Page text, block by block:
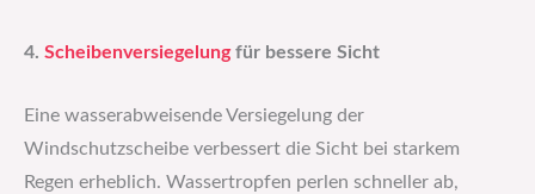
4. Scheibenversiegelungfür bessere Sicht
Eine wasserabweisende Versiegelung der
Windschutzscheibe verbessert die Sicht bei starkem
Regen erheblich. Wassertropfen perlen schneller ab,